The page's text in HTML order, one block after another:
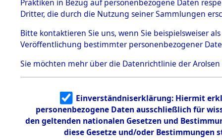
Dachau
Effekten aus
dem KZ
Dachau,
Landesentsch
ädigungsamt
Effekten aus
dem KZ
Neuengamm
e
Dokument
Land
Polen
Weitere Angaben
Die Personalien des
Nachforschungen
Häftlingsnummer
47015
Praktiken in Bezug auf personenbezogene Daten
Dritter, die durch die Nutzung seiner Sammlungen
Bitte kontaktieren Sie uns, wenn Sie beispielsweiser
Veröffentlichung bestimmter personenbezogener
Sie möchten mehr über die Datenrichtlinie der Arolsen
Einverständniserklärung: Hiermit
personenbezogene Daten ausschließlich für
den geltenden nationalen Gesetzen und
diese Gesetze und/oder Bestimmungen